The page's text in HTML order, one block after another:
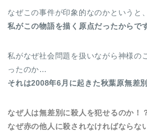
なぜこの事件が印象的なのかというと、
私がこの物語を描く原点だったからで
私がなぜ社会問題を扱いながら神様の
ったのか…
それは2008年6月に起きた秋葉原無差
なぜ人は無差別に殺人を犯せるのか！
なぜ赤の他人に殺されなければならな